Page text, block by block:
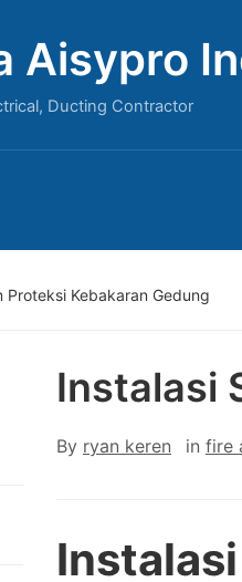
Aisypro
Ducting Contractor
Proteksi Kebakaran Gedung
Instalasi
By ryan keren in fire